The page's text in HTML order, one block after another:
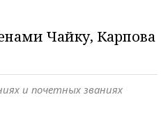
Чайку, Карпова
и почетных званиях